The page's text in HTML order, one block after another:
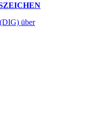
(DIG) über